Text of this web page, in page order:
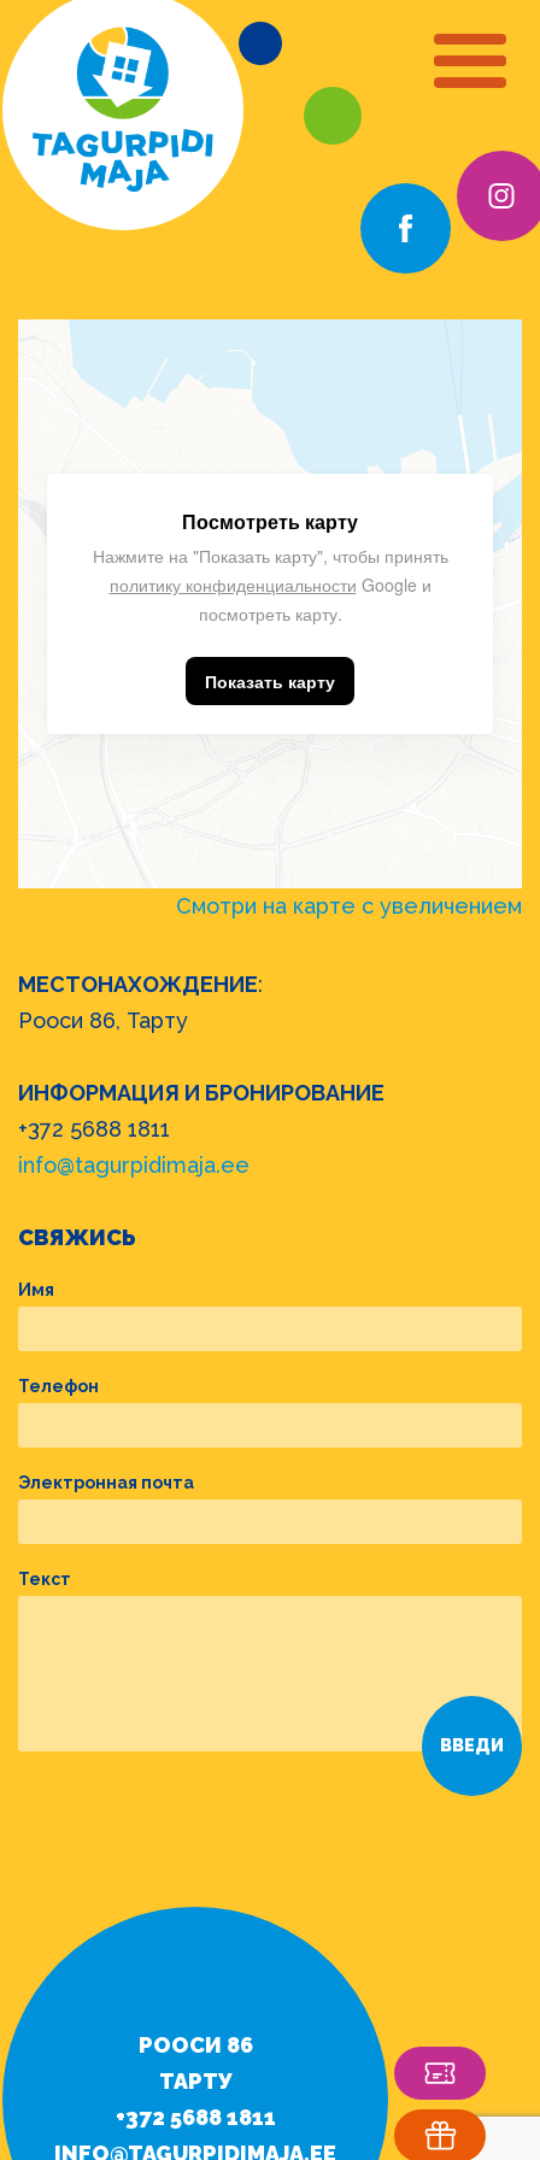
Посмотреть карту
Нажмите на "Показать карту", чтобы принять
политику конфиденциальности Google и
посмотреть карту.
Показать карту
Смотри на карте с увеличением
МЕСТОНАХОЖДЕНИЕ:
Рооси 86, Taрту
ИНФОРМАЦИЯ И БРОНИРОВАНИЕ
+372 5688 1811
info@tagurpidimaja.ee
СВЯЖИСЬ
Имя
Телефон
Электронная почта
Текст
РООСИ 86
ТАРТУ
+372 5688 1811
INFO@TAGURPIDIMAJA.EE